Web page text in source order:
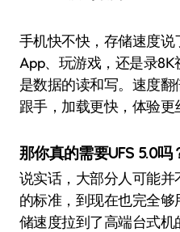
手机快不快，存储速度
App、玩游戏，还是录
是数据的读和写。速度
跟手，加载更快，体验更
那你真的需要UFS 5.0吗
说实话，大部分人可能并
的标准，到现在也完全够
储速度拉到了高端台式